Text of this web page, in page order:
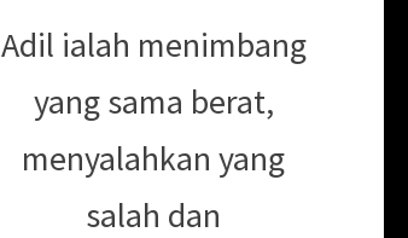
Adil ialah menimbang
yang sama berat,
menyalahkan yang
salah dan